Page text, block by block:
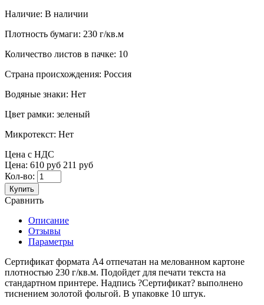
Наличие: В наличии
Плотность бумаги: 230 г/кв.м
Количество листов в пачке: 10
Страна происхождения: Россия
Водяные знаки: Нет
Цвет рамки: зеленый
Микротекст: Нет
Цена с НДС
Цена: 610 руб 211 руб
Кол-во:
Купить
Сравнить
Описание
Отзывы
Параметры
Сертификат формата А4 отпечатан на мелованном картоне
плотностью 230 г/кв.м. Подойдет для печати текста на
стандартном принтере. Надпись ?Сертификат? выполнено
тиснением золотой фольгой. В упаковке 10 штук.